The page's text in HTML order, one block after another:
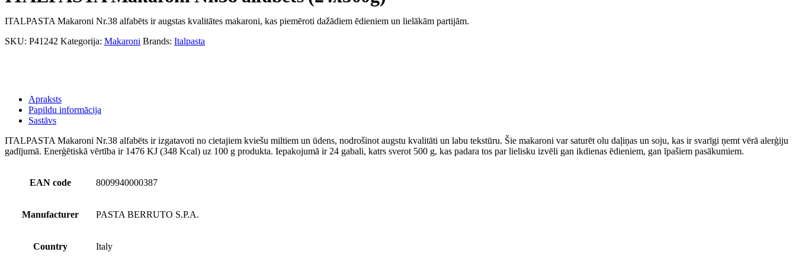
ITALPASTA Makaroni Nr.38 alfabēts ir augstas kvalitātes makaroni, kas piemēroti dažādiem ēdieniem un lielākām partijām.
SKU: P41242 Kategorija: Makaroni Brands: Italpasta
Apraksts
Papildu informācija
Sastāvs
ITALPASTA Makaroni Nr.38 alfabēts ir izgatavoti no cietajiem kviešu miltiem un ūdens, nodrošinot augstu kvalitāti un labu tekstūru. Šie makaroni var saturēt olu daļiņas un soju, kas ir svarīgi ņemt vērā alerģiju
gadījumā. Enerģētiskā vērtība ir 1476 KJ (348 Kcal) uz 100 g produkta. Iepakojumā ir 24 gabali, katrs sverot 500 g, kas padara tos par lielisku izvēli gan ikdienas ēdieniem, gan īpašiem pasākumiem.
EAN code 8009940000387
Manufacturer PASTA BERRUTO S.P.A.
Country Italy